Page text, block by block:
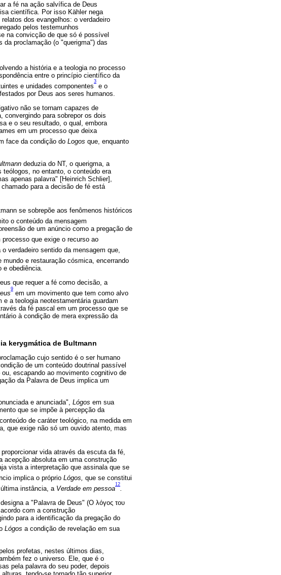
a fé na ação salvífica de Deus
científica. Por isso Kähler nega
dos evangelhos: o verdadeiro
pelos testemunhos
na convicção de que só é possível
proclamação (o "querigma") das
a história e a teologia no processo
entre o princípio científico da
e unidades componentes
3
e o
por Deus aos seres humanos.
não se tornam capazes de
convergindo para sobrepor os dois
e o seu resultado, o qual, embora
em um processo que deixa
face da condição do Logos que, enquanto
deduzia do NT, o querigma, a
no entanto, o conteúdo era
apenas palavra" [Heinrich Schlier],
para a decisão de fé está
se sobrepõe aos fenômenos históricos
o conteúdo da mensagem
de um anúncio como a pregação de
processo que exige o recurso ao
o verdadeiro sentido da mensagem que,
e restauração cósmica, encerrando
obediência.
que requer a fé como decisão, a
9
em um movimento que tem como alvo
a teologia neotestamentária guardam
da fé pascal em um processo que se
à condição de mera expressão da
kerygmática de Bultmann
cujo sentido é o ser humano
de um conteúdo doutrinal passível
escapando ao movimento cognitivo de
da Palavra de Deus implica um
e anunciada", Lógos em sua
que se impõe à percepção da
de caráter teológico, na medida em
que exige não só um ouvido atento, mas
vida através da escuta da fé,
acepção absoluta em uma construção
vista a interpretação que assinala que se
implica o próprio Lógos, que se constitui
instância, a Verdade em pessoa
12
.
a "Palavra de Deus" (Ο λόγος του
com a construção
para a identificação da pregação do
Lógos a condição de revelação em sua
profetas, nestes últimos dias,
fez o universo. Ele, que é o
pela palavra do seu poder, depois